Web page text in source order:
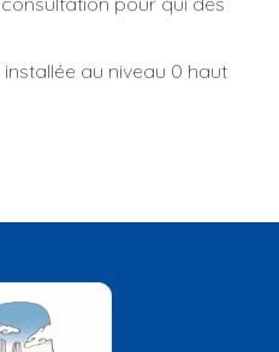
au niveau 0 haut